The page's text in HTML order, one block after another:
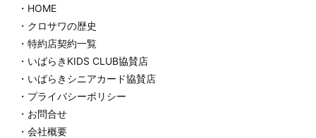
・HOME
・クロサワの歴史
・特約店契約一覧
・いばらきKIDS CLUB協賛店
・いばらきシニアカード協賛店
・プライバシーポリシー
・お問合せ
・会社概要